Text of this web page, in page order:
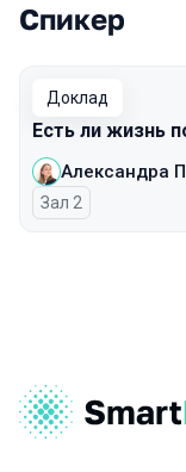
Спикер
Доклад
Есть ли жизнь
Александра
Зал 2